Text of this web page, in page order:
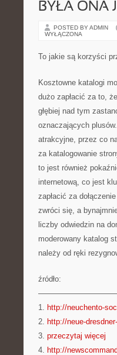
BYŁA ONA
POSTED BY ADMIN
WYŁĄCZONA
To jakie są korzyści
Kosztowne katalogi
dużo zapłacić za to,
głębiej nad tym
oznaczających
atrakcyjne, przez co
za katalogowanie
to jest również
internetową, co jest
zapłacić za
zwróci się, a
liczby odwiedzin na
moderowany katalog
należy od ręki
źródło:
1. http://neuchento-
2. http://neue-
3. przeczytaj więcej
4. http://